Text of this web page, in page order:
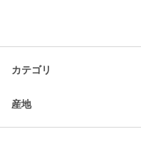
カテゴリ
産地